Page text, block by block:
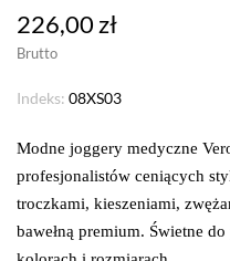
226,00 zł
Brutto
Indeks: 08XS03
Modne joggery medyczne
profesjonalistów ceniących
troczkami, kieszeniami,
bawełną premium. Świetne